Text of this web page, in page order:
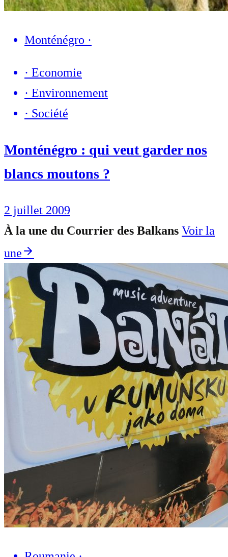
Monténégro ·
· Economie
· Environnement
· Société
Monténégro : qui veut garder nos
blancs moutons ?
2 juillet 2009
À la une du Courrier des Balkans Voir la
une